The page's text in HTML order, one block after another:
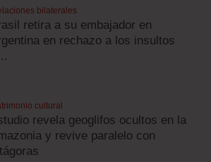
bilaterales
retira a su embajador en
en rechazo a los insultos
cultural
revela geoglifos ocultos en la
y revive paralelo con